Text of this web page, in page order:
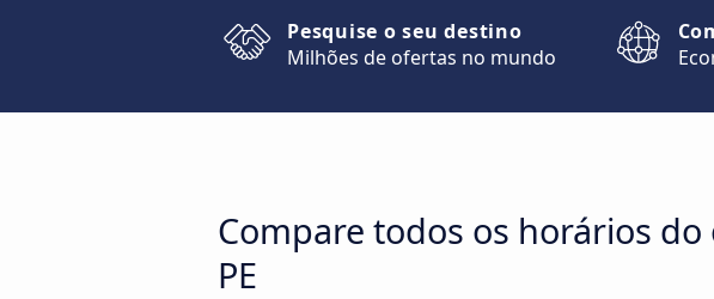
Pesquise o seu destino
Milhões de ofertas no mundo
Compare todos os horários do
PE